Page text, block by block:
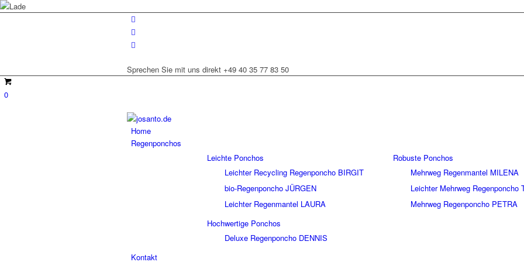
Sprechen Sie mit uns direkt +49 40 35 77 83 50
0
Home
Regenponchos
Leichte Ponchos
Leichter Recycling Regenponcho BIRGIT
bio-Regenponcho JÜRGEN
Leichter Regenmantel LAURA
Robuste Ponchos
Mehrweg Regenmantel MILENA
Leichter Mehrweg Regenponcho
Mehrweg Regenponcho PETRA
Hochwertige Ponchos
Deluxe Regenponcho DENNIS
Kontakt